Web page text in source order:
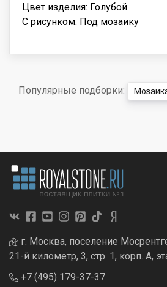
Цвет изделия: Голубой
С рисунком: Под мозаику
Популярные подборки:
г. Москва, поселение
21-й километр, 3, стр. 1, корп. А,
+7 (495) 179-37-37